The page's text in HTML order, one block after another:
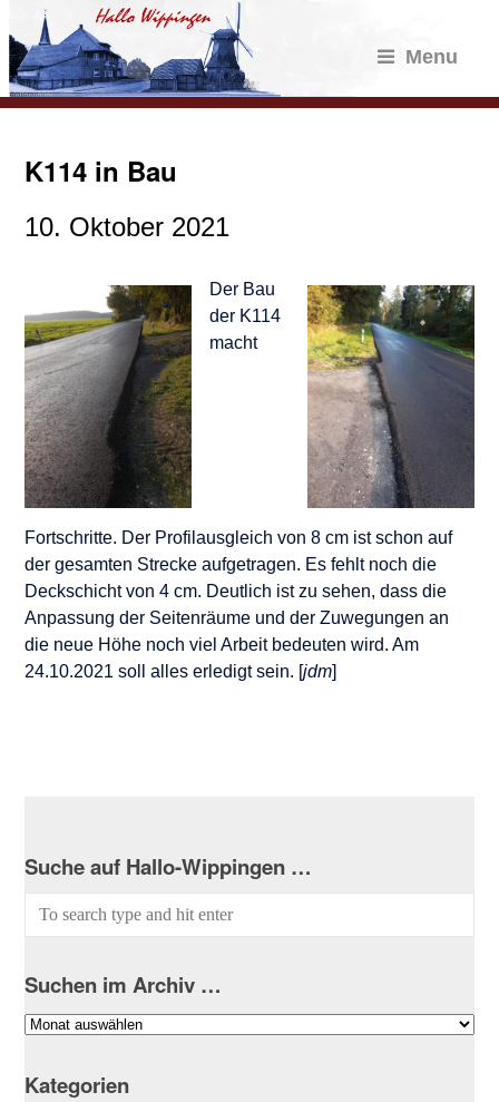
Menu
K114 in Bau
10. Oktober 2021
Der Bau
der K114
macht
Fortschritte. Der Profilausgleich von 8 cm ist schon auf
der gesamten Strecke aufgetragen. Es fehlt noch die
Deckschicht von 4 cm. Deutlich ist zu sehen, dass die
Anpassung der Seitenräume und der Zuwegungen an
die neue Höhe noch viel Arbeit bedeuten wird. Am
24.10.2021 soll alles erledigt sein. [jdm]
Suche auf Hallo-Wippingen …
Suchen im Archiv …
Suchen
Archiv
Kategorien